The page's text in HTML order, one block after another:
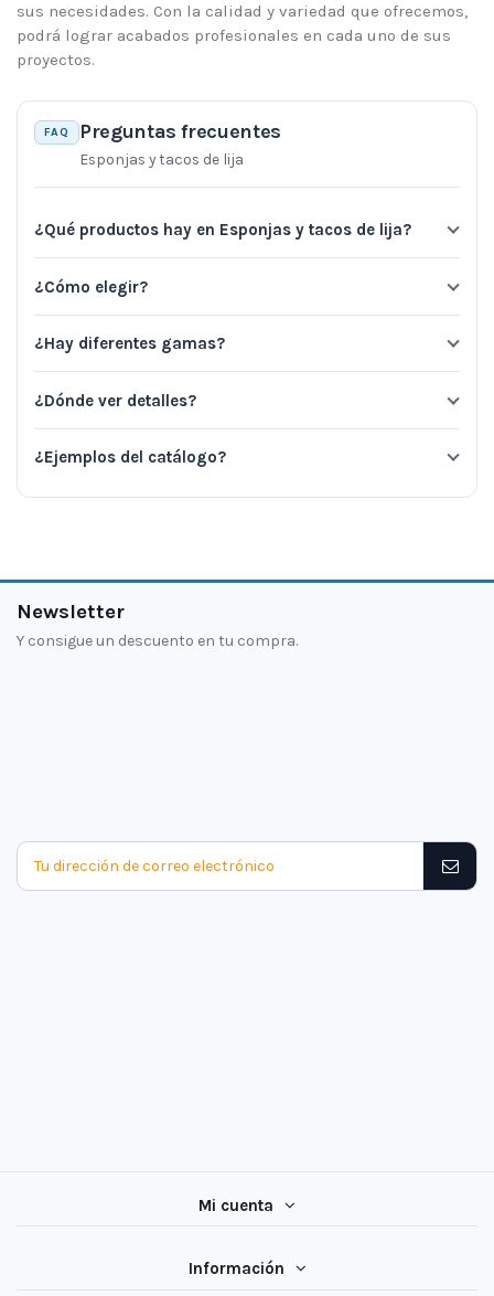
sus necesidades. Con la calidad y variedad que ofrecemos,
podrá lograr acabados profesionales en cada uno de sus
proyectos.
FAQ Preguntas frecuentes
Esponjas y tacos de lija
¿Qué productos hay en Esponjas y tacos de lija?
¿Cómo elegir?
¿Hay diferentes gamas?
¿Dónde ver detalles?
¿Ejemplos del catálogo?
Newsletter
Y consigue un descuento en tu compra.
Mi cuenta
Información